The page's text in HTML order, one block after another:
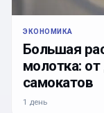
ЭКОНОМИКА
Большая
молотка:
самокатов
1 день